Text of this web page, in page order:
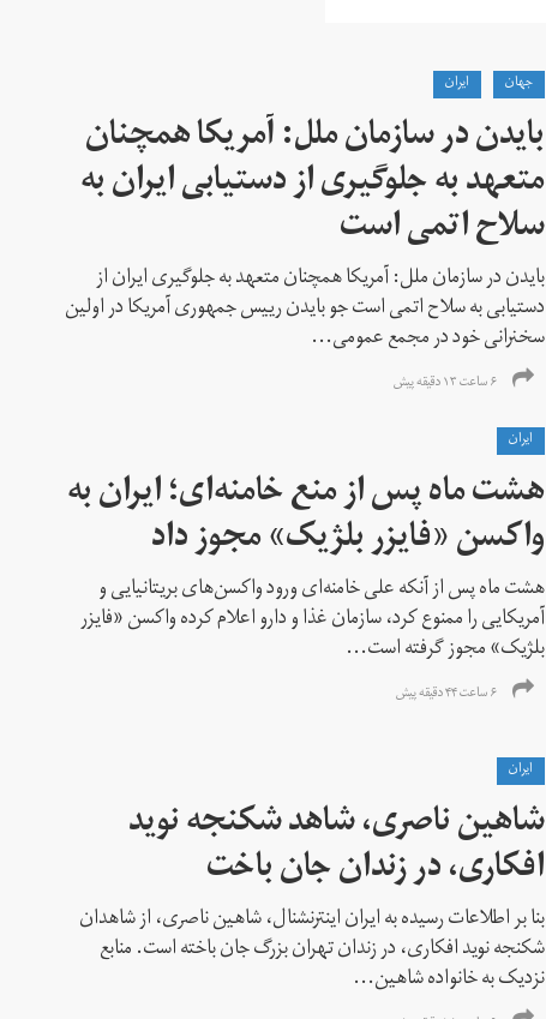
جهان ايران
بایدن در سازمان ملل: آمریکا همچنان
متعهد به جلوگیری از دستیابی ایران به
سلاح اتمی است
بایدن در سازمان ملل: آمریکا همچنان متعهد به جلوگیری ایران از
دستیابی به سلاح اتمی است جو بایدن رییس جمهوری آمریکا در اولین
سخنرانی خود در مجمع عمومی...
۶ ساعت ۱۳ دقیقه پیش
ايران
هشت ماه پس از منع خامنه‌ای؛ ایران به
واکسن «فایزر بلژیک» مجوز داد
هشت ماه پس از آنکه علی خامنه‌ای ورود واکسن‌های بریتانیایی و
آمریکایی را ممنوع کرد، سازمان غذا و دارو اعلام کرده واکسن «فایزر
بلژیک» مجوز گرفته است...
۶ ساعت ۴۴ دقیقه پیش
ايران
شاهین ناصری، شاهد شکنجه نوید
افکاری، در زندان جان باخت
بنا بر اطلاعات رسیده به ایران اینترنشنال، شاهین ناصری، از شاهدان
شکنجه نوید افکاری، در زندان تهران بزرگ جان باخته است. منابع
نزدیک به خانواده شاهین...